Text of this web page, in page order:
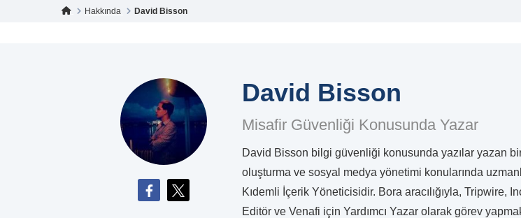
Hakkında David Bisson
David Bisson
Misafir Güvenliği Konusunda Yazar
David Bisson bilgi güvenliği konusunda yazılar yazan
oluşturma ve sosyal medya yönetimi konularında
Kıdemli İçerik Yöneticisidir. Bora aracılığıyla, Tripwire,
Editör ve Venafi için Yardımcı Yazar olarak görev